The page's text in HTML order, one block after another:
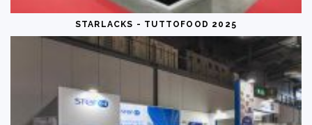
STARLACKS - TUTTOFOOD 2025